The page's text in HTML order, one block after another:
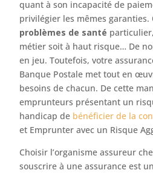
quant à son incapacité de
privilégier les mêmes garanties.
problèmes de santé
métier soit à haut risque… De
en jeu. Toutefois, votre
Banque Postale met tout en
besoins de chacun. De cette
emprunteurs présentant un
handicap de bénéficier de la
et Emprunter avec un Risque
Choisir l’organisme assureur
souscrire à une assurance est